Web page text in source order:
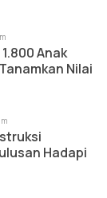
Anak
Nilai
Hadapi